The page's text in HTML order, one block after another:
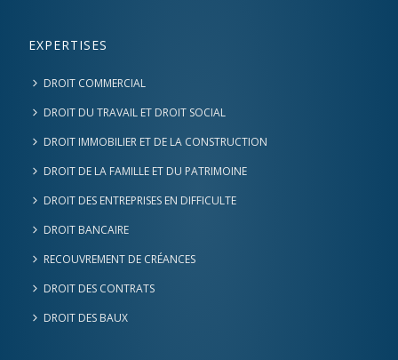
EXPERTISES
DROIT COMMERCIAL
DROIT DU TRAVAIL ET DROIT SOCIAL
DROIT IMMOBILIER ET DE LA CONSTRUCTION
DROIT DE LA FAMILLE ET DU PATRIMOINE
DROIT DES ENTREPRISES EN DIFFICULTE
DROIT BANCAIRE
RECOUVREMENT DE CRÉANCES
DROIT DES CONTRATS
DROIT DES BAUX